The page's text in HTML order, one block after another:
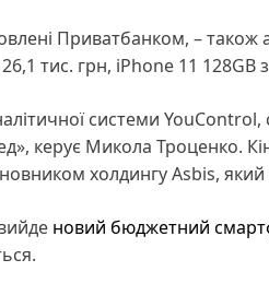
Приватбанком, – також
тис. грн, iPhone 11 128GB
системи
керує Микола Троценко.
холдингу Asbis,
новий бюджетний